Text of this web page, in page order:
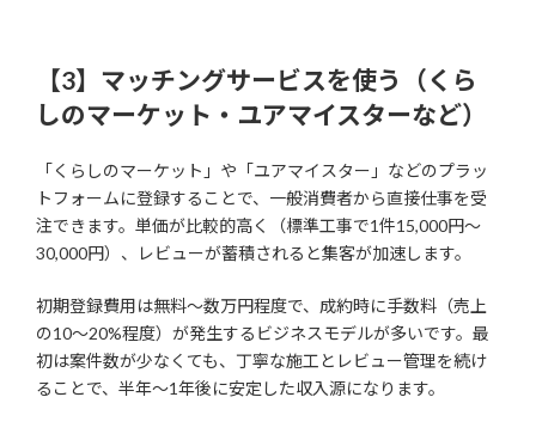
【3】マッチングサービスを使う（くら
しのマーケット・ユアマイスターなど）
「くらしのマーケット」や「ユアマイスター」などのプラッ
トフォームに登録することで、一般消費者から直接仕事を受
注できます。単価が比較的高く（標準工事で1件15,000円〜
30,000円）、レビューが蓄積されると集客が加速します。
初期登録費用は無料〜数万円程度で、成約時に手数料（売上
の10〜20%程度）が発生するビジネスモデルが多いです。最
初は案件数が少なくても、丁寧な施工とレビュー管理を続け
ることで、半年〜1年後に安定した収入源になります。